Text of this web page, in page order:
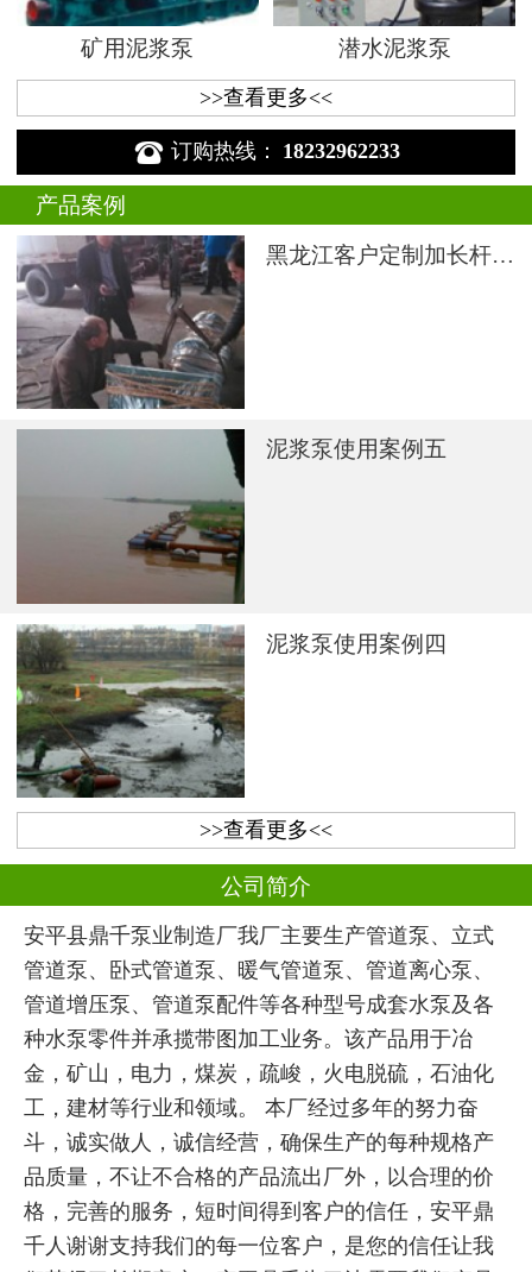
矿用泥浆泵 潜水泥浆泵
>>查看更多<<
 订购热线： 18232962233
产品案例
黑龙江客户定制加长杆液下渣浆泵
泥浆泵使用案例五
泥浆泵使用案例四
>>查看更多<<
公司简介
安平县鼎千泵业制造厂我厂主要生产管道泵、立式
管道泵、卧式管道泵、暖气管道泵、管道离心泵、
管道增压泵、管道泵配件等各种型号成套水泵及各
种水泵零件并承揽带图加工业务。该产品用于冶
金，矿山，电力，煤炭，疏峻，火电脱硫，石油化
工，建材等行业和领域。 本厂经过多年的努力奋
斗，诚实做人，诚信经营，确保生产的每种规格产
品质量，不让不合格的产品流出厂外，以合理的价
格，完善的服务，短时间得到客户的信任，安平鼎
千人谢谢支持我们的每一位客户，是您的信任让我